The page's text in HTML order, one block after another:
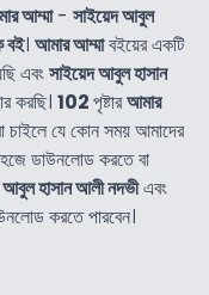
আম্মা- সাইয়েদ আবুল
বই। আমার আম্মাবইয়ের একটি
এবংসাইয়েদ আবুল হাসান
করছি। 102পৃষ্টারআমার
চাইলে যে কোন সময় আমাদের
ডাউনলোড করতে বা
আবুল হাসান আলী নদভীএবং
করতে পারবেন।